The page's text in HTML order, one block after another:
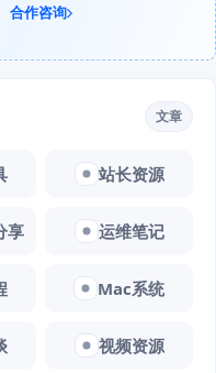
合作咨询
文章
站长资源
享 运维笔记
Mac系统
视频资源